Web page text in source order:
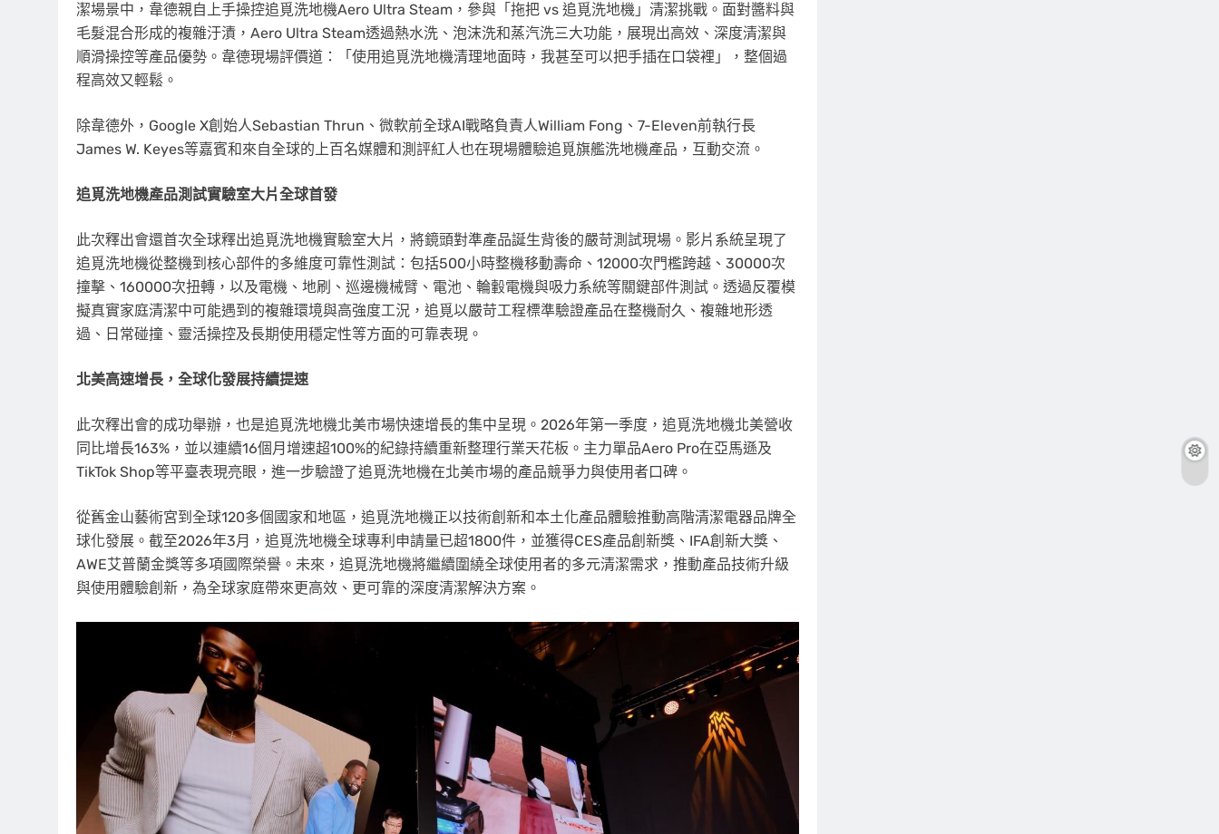
潔場景中，韋德親自上手操控追覓洗地機Aero Ultra Steam，參與「拖把 vs 追覓洗地機」清潔挑戰。面對醬料與
毛髮混合形成的複雜汙漬，Aero Ultra Steam透過熱水洗、泡沫洗和蒸汽洗三大功能，展現出高效、深度清潔與
順滑操控等產品優勢。韋德現場評價道：「使用追覓洗地機清理地面時，我甚至可以把手插在口袋裡」，整個過
程高效又輕鬆。
除韋德外，Google X創始人Sebastian Thrun、微軟前全球AI戰略負責人William Fong、7-Eleven前執行長
James W. Keyes等嘉賓和來自全球的上百名媒體和測評紅人也在現場體驗追覓旗艦洗地機產品，互動交流。
追覓洗地機產品測試實驗室大片全球首發
此次釋出會還首次全球釋出追覓洗地機實驗室大片，將鏡頭對準產品誕生背後的嚴苛測試現場。影片系統呈現了
追覓洗地機從整機到核心部件的多維度可靠性測試：包括500小時整機移動壽命、12000次門檻跨越、30000次
撞擊、160000次扭轉，以及電機、地刷、巡邊機械臂、電池、輪轂電機與吸力系統等關鍵部件測試。透過反覆模
擬真實家庭清潔中可能遇到的複雜環境與高強度工況，追覓以嚴苛工程標準驗證產品在整機耐久、複雜地形透
過、日常碰撞、靈活操控及長期使用穩定性等方面的可靠表現。
北美高速增長，全球化發展持續提速
此次釋出會的成功舉辦，也是追覓洗地機北美市場快速增長的集中呈現。2026年第一季度，追覓洗地機北美營收
同比增長163%，並以連續16個月增速超100%的紀錄持續重新整理行業天花板。主力單品Aero Pro在亞馬遜及
TikTok Shop等平臺表現亮眼，進一步驗證了追覓洗地機在北美市場的產品競爭力與使用者口碑。
從舊金山藝術宮到全球120多個國家和地區，追覓洗地機正以技術創新和本土化產品體驗推動高階清潔電器品牌全
球化發展。截至2026年3月，追覓洗地機全球專利申請量已超1800件，並獲得CES產品創新獎、IFA創新大獎、
AWE艾普蘭金獎等多項國際榮譽。未來，追覓洗地機將繼續圍繞全球使用者的多元清潔需求，推動產品技術升級
與使用體驗創新，為全球家庭帶來更高效、更可靠的深度清潔解決方案。